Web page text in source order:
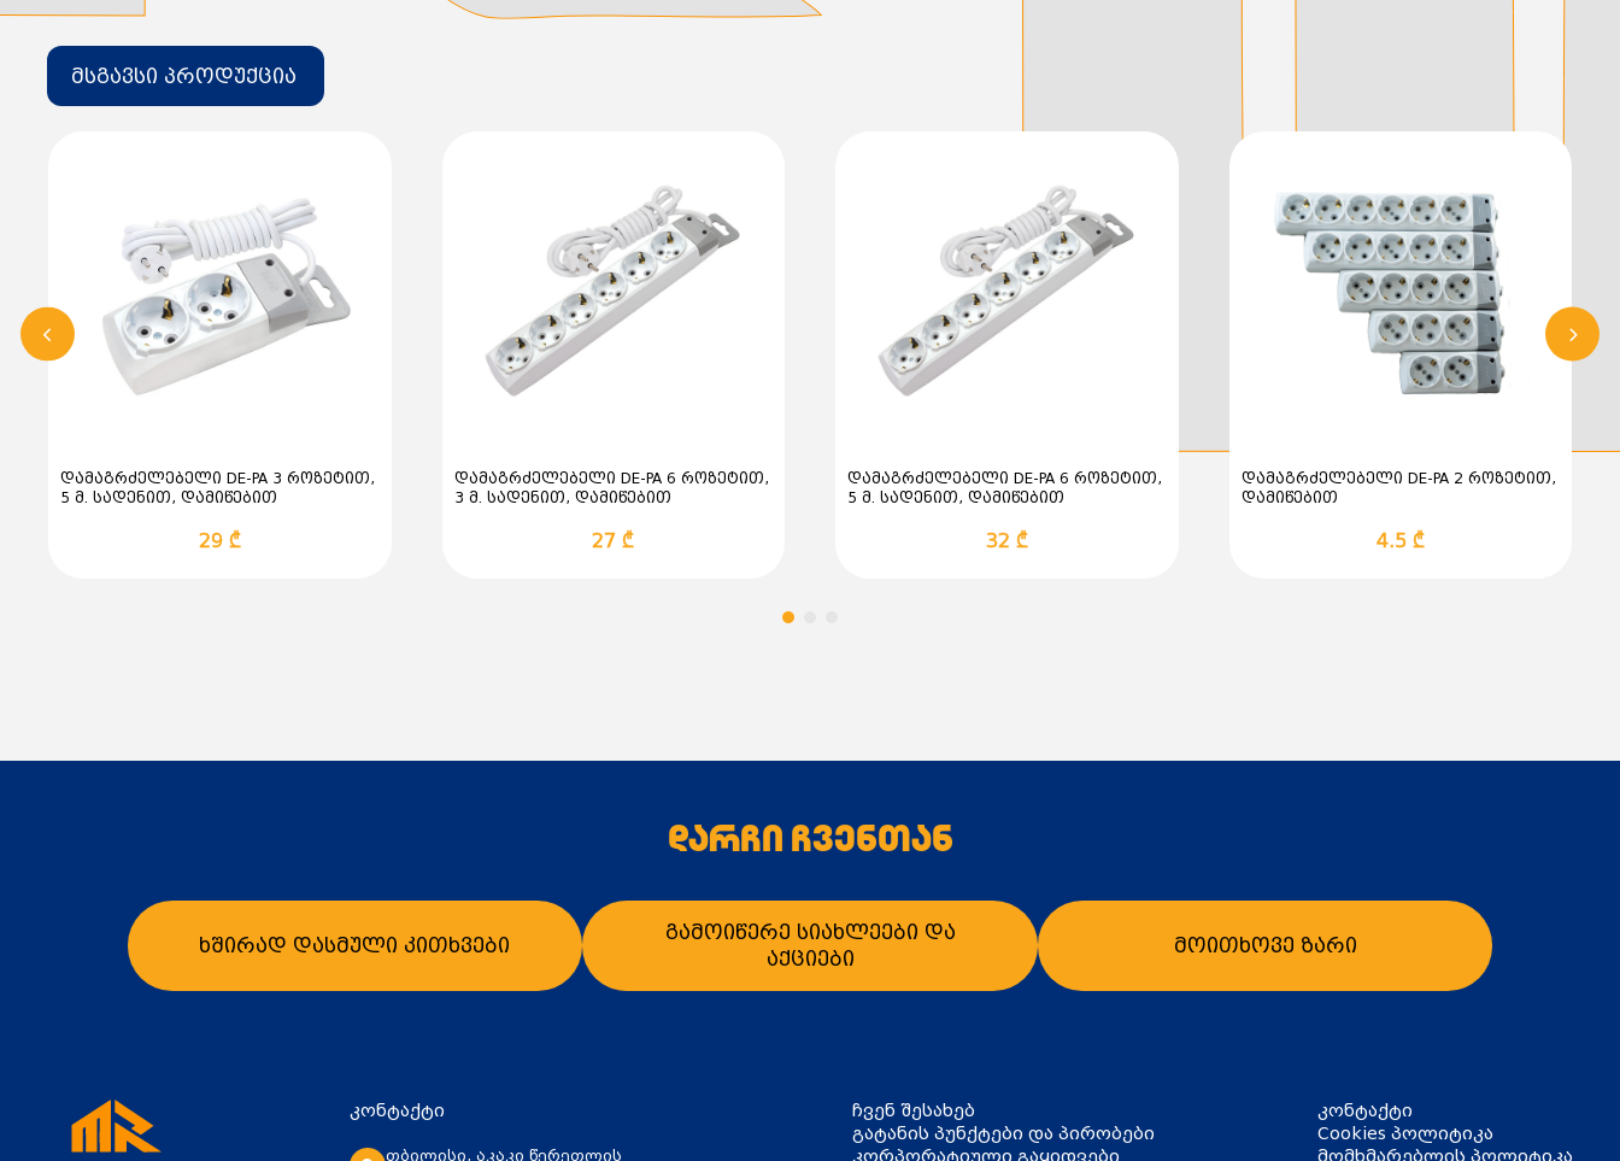
მსგავსი პროდუქცია
დამაგრძელებელი DE-PA 3 როზეტით,
5 მ. სადენით, დამიწებით
29 ₾
კალათაში დამატება
დამაგრძელებელი DE-PA 6 როზეტით,
3 მ. სადენით, დამიწებით
27 ₾
კალათაში დამატება
დამაგრძელებელი DE-PA 6 როზეტით,
5 მ. სადენით, დამიწებით
32 ₾
კალათაში დამატება
დამაგრძელებელი DE-PA 2 როზეტით,
დამიწებით
4.5 ₾
კალათაში დამატება
დარჩი ჩვენთან
ხშირად დასმული კითხვები
გამოიწერე სიახლეები და
აქციები
მოითხოვე ზარი
კონტაქტი
თბილისი, აკაკი წერეთლის
ჩვენ შესახებ
გატანის პუნქტები და პირობები
კორპორატიული გაყიდვები
კონტაქტი
Cookies პოლიტიკა
მომხმარებლის პოლიტიკა